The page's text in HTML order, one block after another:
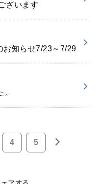
ざいます
お知らせ7/23～7/29
4 5